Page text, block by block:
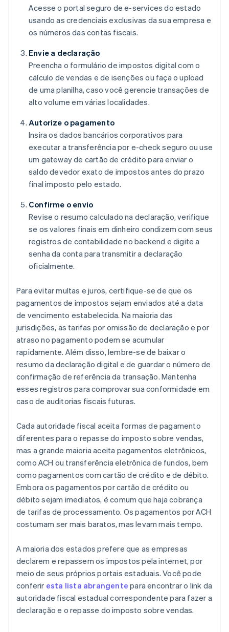
Acesse o portal seguro de e-services do estado
usando as credenciais exclusivas da sua empresa e
os números das contas fiscais.
Envie a declaração
Preencha o formulário de impostos digital com o
cálculo de vendas e de isenções ou faça o upload
de uma planilha, caso você gerencie transações de
alto volume em várias localidades.
Autorize o pagamento
Insira os dados bancários corporativos para
executar a transferência por e-check seguro ou use
um gateway de cartão de crédito para enviar o
saldo devedor exato de impostos antes do prazo
final imposto pelo estado.
Confirme o envio
Revise o resumo calculado na declaração, verifique
se os valores finais em dinheiro condizem com seus
registros de contabilidade no backend e digite a
senha da conta para transmitir a declaração
oficialmente.
Para evitar multas e juros, certifique-se de que os
pagamentos de impostos sejam enviados até a data
de vencimento estabelecida. Na maioria das
jurisdições, as tarifas por omissão de declaração e por
atraso no pagamento podem se acumular
rapidamente. Além disso, lembre-se de baixar o
resumo da declaração digital e de guardar o número de
confirmação de referência da transação. Mantenha
esses registros para comprovar sua conformidade em
caso de auditorias fiscais futuras.
Cada autoridade fiscal aceita formas de pagamento
diferentes para o repasse do imposto sobre vendas,
mas a grande maioria aceita pagamentos eletrônicos,
como ACH ou transferência eletrônica de fundos, bem
como pagamentos com cartão de crédito e de débito.
Embora os pagamentos por cartão de crédito ou
débito sejam imediatos, é comum que haja cobrança
de tarifas de processamento. Os pagamentos por ACH
costumam ser mais baratos, mas levam mais tempo.
A maioria dos estados prefere que as empresas
declarem e repassem os impostos pela internet, por
meio de seus próprios portais estaduais. Você pode
conferir esta lista abrangente para encontrar o link da
autoridade fiscal estadual correspondente para fazer a
declaração e o repasse do imposto sobre vendas.